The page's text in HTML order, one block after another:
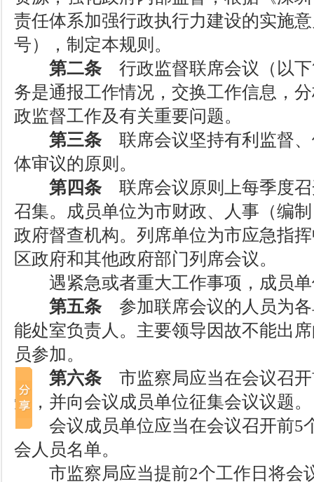
责任体系加强行政执行力建设的实施
号），制定本规则。
第二条 行政监督联席会议（以
务是通报工作情况，交换工作信息，
政监督工作及有关重要问题。
第三条 联席会议坚持有利监督
体审议的原则。
第四条 联席会议原则上每季度
召集。成员单位为市财政、人事（编
政府督查机构。列席单位为市应急指
区政府和其他政府部门列席会议。
遇紧急或者重大工作事项，成员单
第五条 参加联席会议的人员为
能处室负责人。主要领导因故不能出
员参加。
第六条 市监察局应当在会议召
知，并向会议成员单位征集会议议题。
会议成员单位应当在会议召开前5
会人员名单。
市监察局应当提前2个工作日将会